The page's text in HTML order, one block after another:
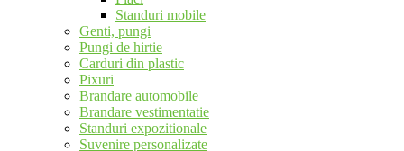
Standuri mobile
Genti, pungi
Pungi de hirtie
Carduri din plastic
Pixuri
Brandare automobile
Brandare vestimentatie
Standuri expozitionale
Suvenire personalizate